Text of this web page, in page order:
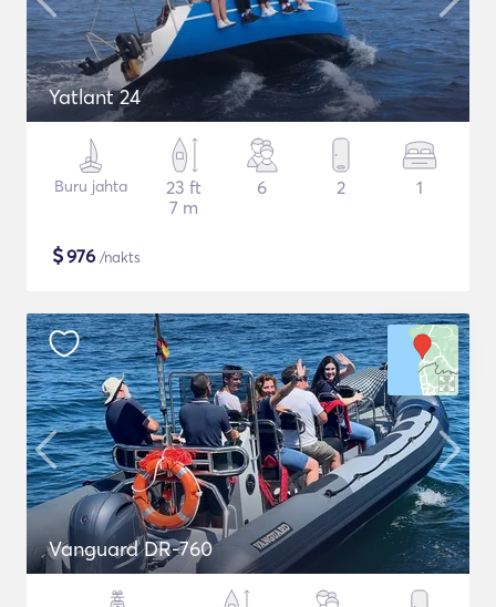
Yatlant 24
Buru jahta
23 ft
7 m
6 2 1
$976 /nakts
Vanguard DR-760